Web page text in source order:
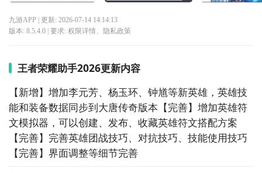
九游APP | 更新: 2026-07-14 14:14:13
版本: 8.5.4.0| 要求: 权限详情、 隐私政策
王者荣耀助手2026更新内容
【新增】增加李元芳、杨玉环、钟馗等新英雄，英雄技
能和装备数据同步到大唐传奇版本【完善】增加英雄符
文模拟器，可以创建、发布、收藏英雄符文搭配方案
【完善】完善英雄团战技巧、对抗技巧、技能使用技巧
【完善】界面调整等细节完善